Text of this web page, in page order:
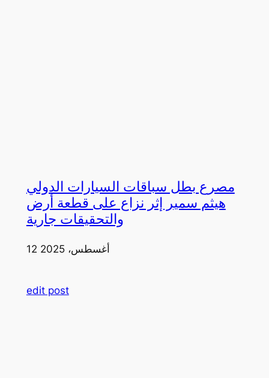
مصرع بطل سباقات السيارات الدولي
هيثم سمير إثر نزاع على قطعة أرض
والتحقيقات جارية
12 أغسطس، 2025
edit post